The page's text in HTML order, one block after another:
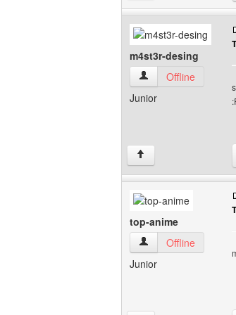
m4st3r-desing
m4st3r-desing Ver
Offline
Junior
↑
top-anime
top-anime Ver perfil
Offline
Junior